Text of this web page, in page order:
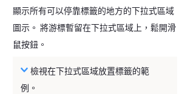
顯示所有可以停靠標籤的地方的下拉式區域
圖示。 將游標暫留在下拉式區域上，鬆開滑
鼠按鈕。
檢視在下拉式區域放置標籤的範
例。